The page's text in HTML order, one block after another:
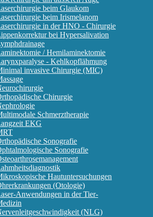
beim Glaukom
beim Irismelanom
in der HNO - Chirurgie
bei Hypersalivation
/ Hemilaminektomie
- Kehlkopflähmung
invasive Chirurgie (MIC)
Chirurgie
Schmerztherapie
EKG
Sonografie
Sonografie
Hautuntersuchungen
(Otologie)
Anwendungen in der Tier-
(NLG)